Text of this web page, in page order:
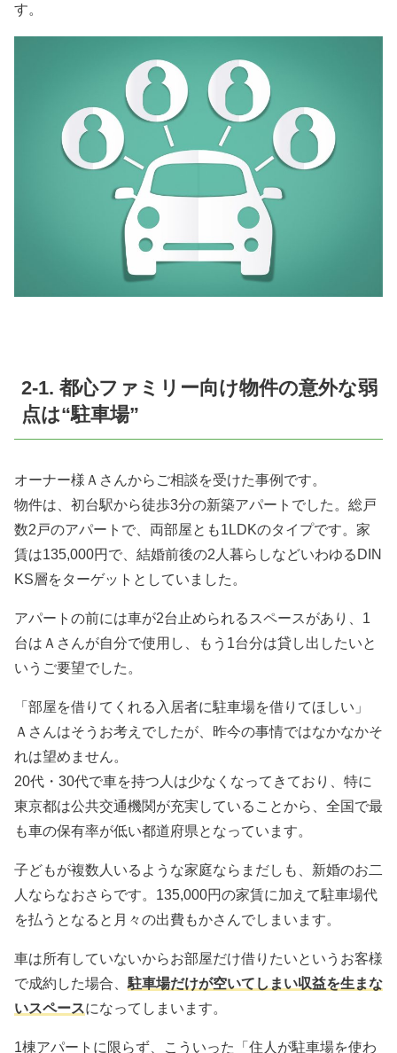
す。
2-1. 都心ファミリー向け物件の意外な弱
点は“駐車場”
オーナー様Ａさんからご相談を受けた事例です。
物件は、初台駅から徒歩3分の新築アパートでした。総戸
数2戸のアパートで、両部屋とも1LDKのタイプです。家
賃は135,000円で、結婚前後の2人暮らしなどいわゆるDIN
KS層をターゲットとしていました。
アパートの前には車が2台止められるスペースがあり、1
台はＡさんが自分で使用し、もう1台分は貸し出したいと
いうご要望でした。
「部屋を借りてくれる入居者に駐車場を借りてほしい」
Ａさんはそうお考えでしたが、昨今の事情ではなかなかそ
れは望めません。
20代・30代で車を持つ人は少なくなってきており、特に
東京都は公共交通機関が充実していることから、全国で最
も車の保有率が低い都道府県となっています。
子どもが複数人いるような家庭ならまだしも、新婚のお二
人ならなおさらです。135,000円の家賃に加えて駐車場代
を払うとなると月々の出費もかさんでしまいます。
車は所有していないからお部屋だけ借りたいというお客様
で成約した場合、 駐車場だけが空いてしまい収益を生まな
いスペースになってしまいます。
1棟アパートに限らず、こういった「住人が駐車場を使わ